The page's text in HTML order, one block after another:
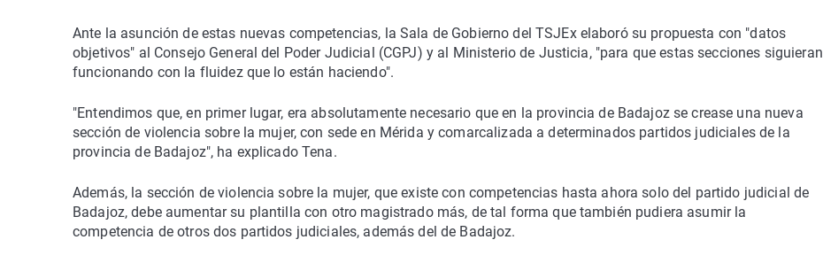
Ante la asunción de estas nuevas competencias, la Sala de Gobierno del TSJEx elaboró su propuesta con "datos
objetivos" al Consejo General del Poder Judicial (CGPJ) y al Ministerio de Justicia, "para que estas secciones siguieran
funcionando con la fluidez que lo están haciendo".
"Entendimos que, en primer lugar, era absolutamente necesario que en la provincia de Badajoz se crease una nueva
sección de violencia sobre la mujer, con sede en Mérida y comarcalizada a determinados partidos judiciales de la
provincia de Badajoz", ha explicado Tena.
Además, la sección de violencia sobre la mujer, que existe con competencias hasta ahora solo del partido judicial de
Badajoz, debe aumentar su plantilla con otro magistrado más, de tal forma que también pudiera asumir la
competencia de otros dos partidos judiciales, además del de Badajoz.